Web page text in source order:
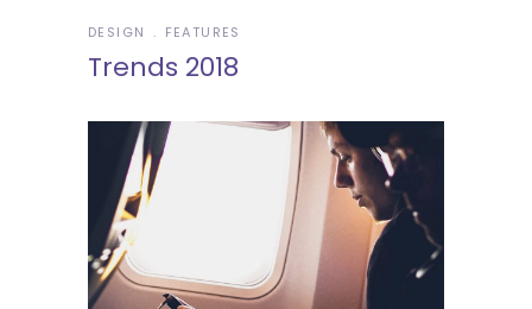
DESIGN FEATURES
Trends 2018